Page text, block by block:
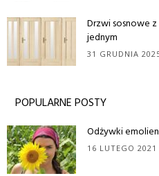
Drzwi sosnowe
jednym
31 GRUDNIA
POPULARNE POSTY
Odżywki
16 LUTEGO 2021